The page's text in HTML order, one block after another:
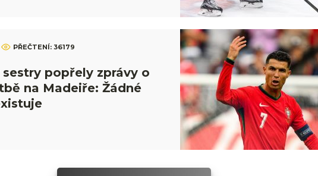
PŘEČTENÍ: 36179
sestry popřely zprávy o
na Madeiře: Žádné